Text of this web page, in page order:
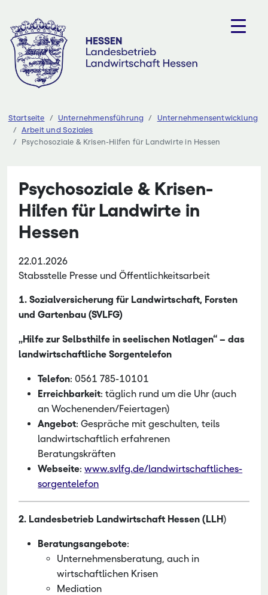
Inhalt
springen
Startseite Unternehmensführung
Unternehmensentwicklung
Arbeit und Soziales
Psychosoziale & Krisen-Hilfen für Landwirte in Hessen
Psychosoziale & Krisen-
Hilfen für Landwirte in
Hessen
22.01.2026
Stabsstelle Presse und Öffentlichkeitsarbeit
1. Sozialversicherung für Landwirtschaft, Forsten
und Gartenbau (SVLFG)
„Hilfe zur Selbsthilfe in seelischen Notlagen“ – das
landwirtschaftliche Sorgentelefon
Telefon: 0561 785-10101
Erreichbarkeit: täglich rund um die Uhr (auch
an Wochenenden/Feiertagen)
Angebot: Gespräche mit geschulten, teils
landwirtschaftlich erfahrenen
Beratungskräften
Webseite:www.svlfg.de/landwirtschaftliches-
sorgentelefon
2. Landesbetrieb Landwirtschaft Hessen (LLH)
Beratungsangebote:
Unternehmensberatung, auch in
wirtschaftlichen Krisen
Mediation